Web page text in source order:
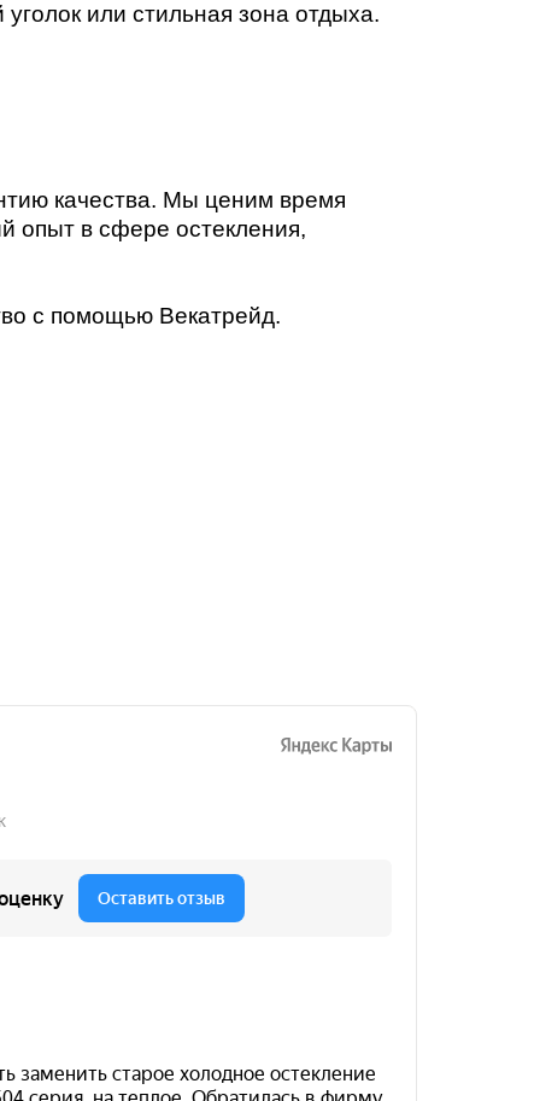
или стильная зона отдыха.
качества. Мы ценим время
опыт в сфере остекления,
с помощью Векатрейд.